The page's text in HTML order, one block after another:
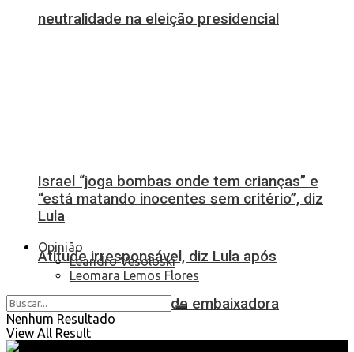
neutralidade na eleição presidencial
Atitude irresponsável, diz Lula após
revogação de visto de embaixadora
Israel “joga bombas onde tem crianças” e
“está matando inocentes sem critério”, diz
Lula
Opinião
Leandro Vesoloski
Leomara Lemos Flores
Nenhum Resultado
View All Result